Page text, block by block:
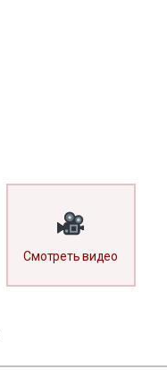
Смотреть видео